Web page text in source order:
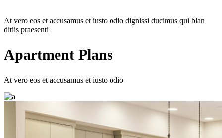
At vero eos et accusamus et iusto odio dignissi ducimus qui blan
ditiis praesenti
Apartment Plans
At vero eos et accusamus et iusto odio